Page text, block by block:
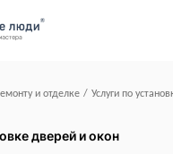
и отделке / Услуги по
дверей и окон
заказ вы
от сложности